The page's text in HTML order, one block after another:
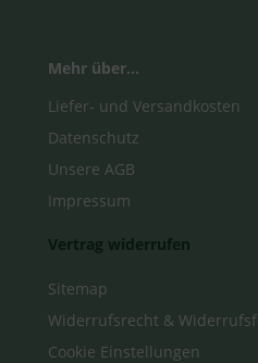
Mehr über...
Liefer- und Versandkosten
Datenschutz
Unsere AGB
Impressum
Vertrag widerrufen
Sitemap
Widerrufsrecht &
Cookie Einstellungen